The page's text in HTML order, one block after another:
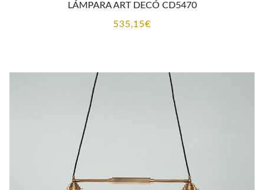
LÁMPARA ART DECÓ CD5470
535,15€